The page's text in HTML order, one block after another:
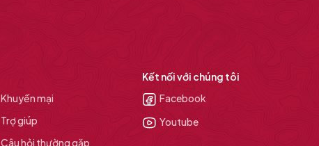
Khuyến mại
Trợ giúp
Câu hỏi thường gặp
Kết nối với chúng tôi
Facebook
Youtube